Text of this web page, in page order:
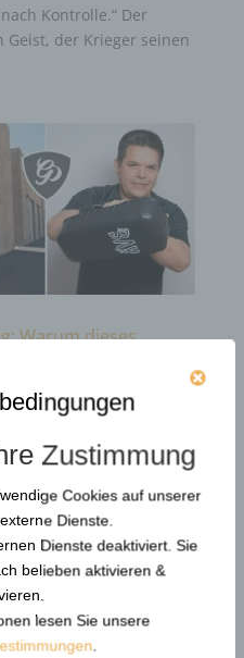
Kontrolle.“ Der
der Krieger seinen
Warum dieses
2025
Warum
und im
ist 1. Gefahren
Die Basis des
gehen uns alle an.
Angriffe...
Zustimmung
Cookies auf unserer
Dienste.
Dienste deaktiviert. Sie
belieben aktivieren &
lesen Sie unsere
.